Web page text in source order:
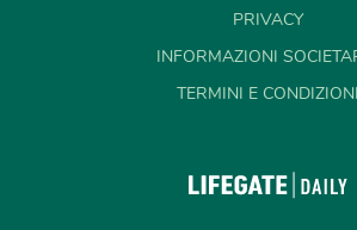
PRIVACY
INFORMAZIONI
TERMINI E CONDIZIONI